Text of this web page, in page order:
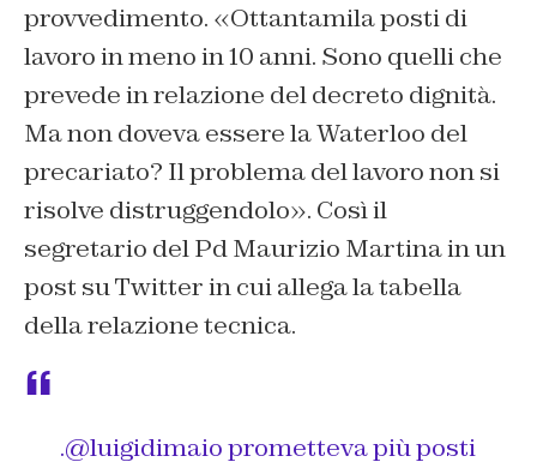
provvedimento. «Ottantamila posti di
lavoro in meno in 10 anni. Sono quelli che
prevede in relazione del decreto dignità.
Ma non doveva essere la Waterloo del
precariato? Il problema del lavoro non si
risolve distruggendolo». Così il
segretario del Pd Maurizio Martina in un
post su Twitter in cui allega la tabella
della relazione tecnica.
.@luigidimaioprometteva più posti